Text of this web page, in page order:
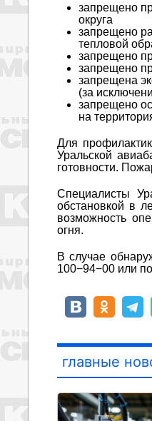
запрещено
округа
запрещено
тепловой
запрещено
запрещено
запрещена
(за
запрещено
на
Для
Уральской
готовности.
Специалисты
обстановкой в
возможность
огня.
В случае
100−94−00 или
главные